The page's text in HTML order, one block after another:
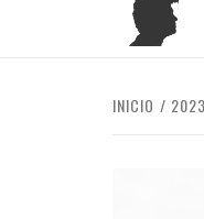
INICIO 2023